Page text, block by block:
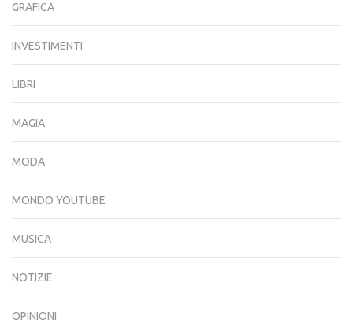
GRAFICA
INVESTIMENTI
LIBRI
MAGIA
MODA
MONDO YOUTUBE
MUSICA
NOTIZIE
OPINIONI